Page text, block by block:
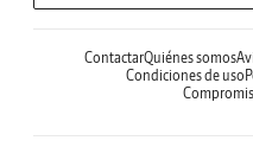
ContactarQuiénes somos
Condiciones de uso